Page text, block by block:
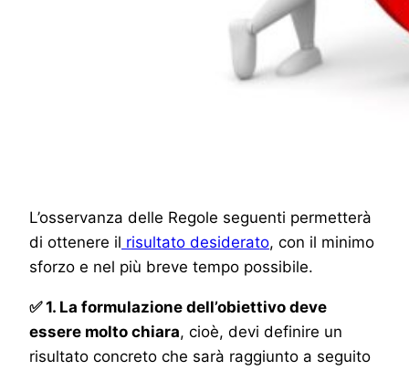
L’osservanza delle Regole seguenti permetterà
di ottenere il risultato desiderato, con il minimo
sforzo e nel più breve tempo possibile.
✅ 1. La formulazione dell’obiettivo deve
essere molto chiara, cioè, devi definire un
risultato concreto che sarà raggiunto a seguito